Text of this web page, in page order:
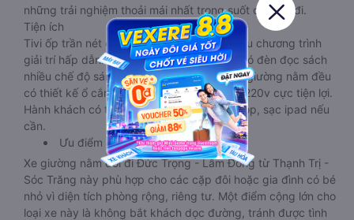
những trải nghiệm thoải mái nhất trong suốt chuyến đi.
Tiện ích
Tivi ốp trần nét cứng, đầu HD tích hợp nhiều chương trình
giải trí hấp dẫn. Trong phòng có tai nghe, có đèn đọc sách
nhiều chế độ sáng, wifi tốc độ cao. Tại mỗi giường nằm đều
có thiết kế ổ cắm sạc đa năng nguồn điện 220v cực tiện lợi.
Hành khách có thể sạc điện thoại, sạc laptop, sạc ipad nếu
cần.
Ưu điểm
Xe giường nằm đôi đi Đức Trọng - Lâm Đồng từ Thạnh Trị -
Sóc Trăng này phù hợp cho các cặp đôi hoặc gia đình có bé
nhỏ vì diện tích phòng rộng, riêng tư. Một điểm cộng lớn cho
loại xe này là không bắt khách dọc đường, tránh được tình